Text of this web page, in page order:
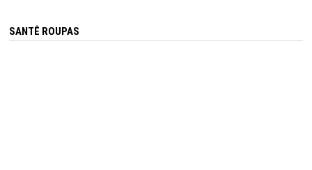
SANTÊ ROUPAS